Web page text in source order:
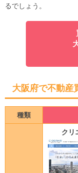
るでしょう。
大阪府で不動産
種類
クリ